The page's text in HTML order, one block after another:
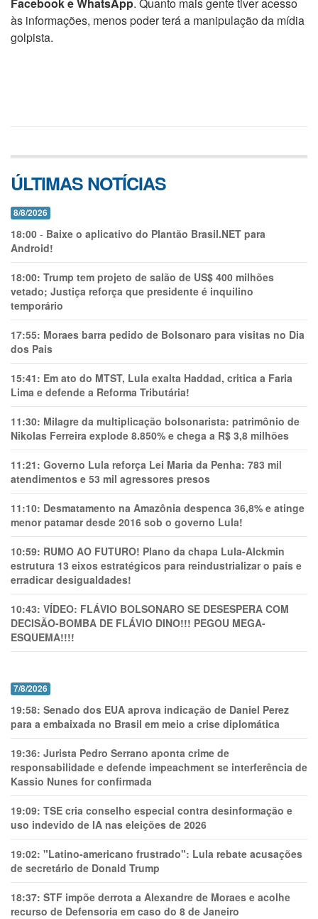
às informações, menos poder terá a manipulação da mídia
golpista.
ÚLTIMAS NOTÍCIAS
8/8/2026
18:00 - Baixe o aplicativo do Plantão Brasil.NET para
Android!
18:00: Trump tem projeto de salão de US$ 400 milhões
vetado; Justiça reforça que presidente é inquilino
temporário
17:55: Moraes barra pedido de Bolsonaro para visitas no Dia
dos Pais
15:41: Em ato do MTST, Lula exalta Haddad, critica a Faria
Lima e defende a Reforma Tributária!
11:30: Milagre da multiplicação bolsonarista: patrimônio de
Nikolas Ferreira explode 8.850% e chega a R$ 3,8 milhões
11:21: Governo Lula reforça Lei Maria da Penha: 783 mil
atendimentos e 53 mil agressores presos
11:10: Desmatamento na Amazônia despenca 36,8% e atinge
menor patamar desde 2016 sob o governo Lula!
10:59: RUMO AO FUTURO! Plano da chapa Lula-Alckmin
estrutura 13 eixos estratégicos para reindustrializar o país e
erradicar desigualdades!
10:43: VÍDEO: FLÁVIO BOLSONARO SE DESESPERA COM
DECISÃO-BOMBA DE FLÁVIO DINO!!! PEGOU MEGA-
ESQUEMA!!!!
7/8/2026
19:58: Senado dos EUA aprova indicação de Daniel Perez
para a embaixada no Brasil em meio a crise diplomática
19:36: Jurista Pedro Serrano aponta crime de
responsabilidade e defende impeachment se interferência de
Kassio Nunes for confirmada
19:09: TSE cria conselho especial contra desinformação e
uso indevido de IA nas eleições de 2026
19:02: "Latino-americano frustrado": Lula rebate acusações
de secretário de Donald Trump
18:37: STF impõe derrota a Alexandre de Moraes e acolhe
recurso de Defensoria em caso do 8 de Janeiro